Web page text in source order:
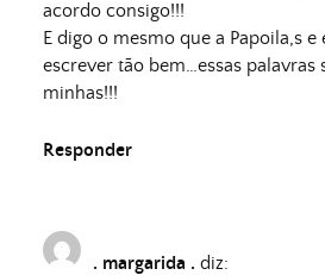
acordo consigo!!!
E digo o mesmo que a Papoila,s e
escrever tão bem…essas palavras
minhas!!!
Responder
. margarida . diz: